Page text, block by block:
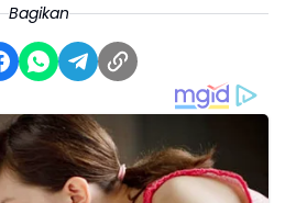
juga dipastikan kembali
sebagai Bruce Wayne, Colin
Jeffrey Wright sebagai
serta Andy Serkis sebagai
Bagikan